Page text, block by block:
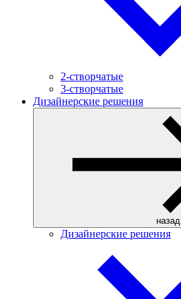
2-створчатые
3-створчатые
Дизайнерские решения
назад
Дизайнерские решения